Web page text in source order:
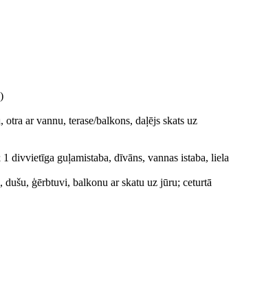
ar vannu, terase/balkons, daļējs skats uz
divvietīga guļamistaba, dīvāns, vannas istaba, liela
ģērbtuvi, balkonu ar skatu uz jūru; ceturtā